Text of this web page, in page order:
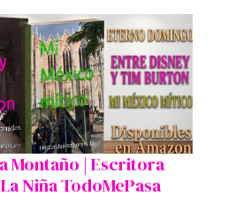
Montaño | Escritora
Niña TodoMePasa